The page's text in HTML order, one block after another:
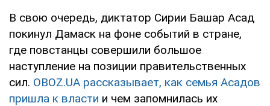
В свою очередь, диктатор Сирии Башар Асад
покинул Дамаск на фоне событий в стране,
где повстанцы совершили большое
наступление на позиции правительственных
сил. OBOZ.UA рассказывает, как семья Асадов
пришла к власти и чем запомнилась их